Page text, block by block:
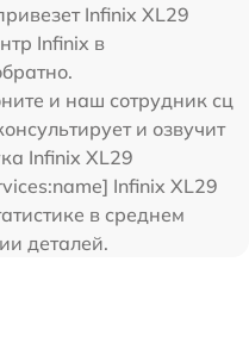
Infinix XL29
Infinix в
и наш сотрудник сц
и озвучит
Infinix XL29
Infinix XL29
в среднем
деталей.